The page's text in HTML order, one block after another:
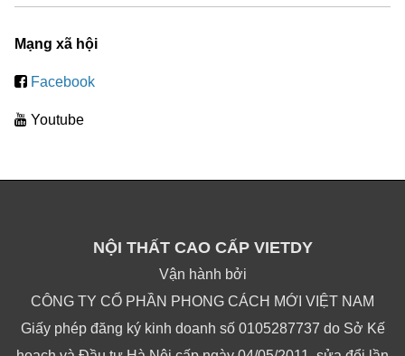
Mạng xã hội
Facebook
Youtube
NỘI THẤT CAO CẤP VIETDY
Vận hành bởi
CÔNG TY CỔ PHẦN PHONG CÁCH MỚI VIỆT NAM
Giấy phép đăng ký kinh doanh số 0105287737 do Sở Kế